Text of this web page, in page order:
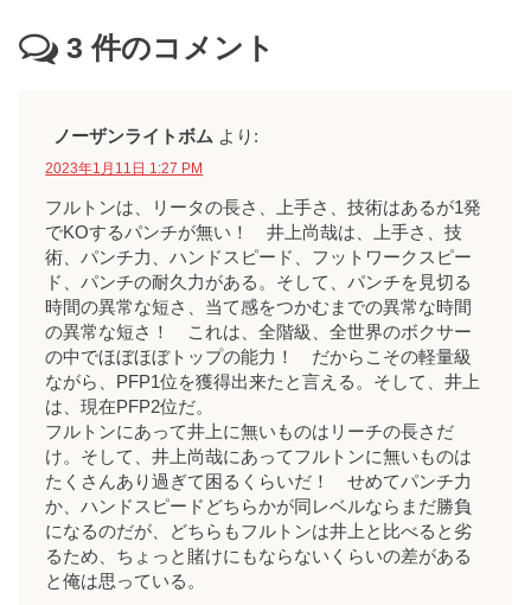
3 件のコメント
ノーザンライトボム より:
2023年1月11日 1:27 PM
フルトンは、リータの長さ、上手さ、技術はあるが1発
でKOするパンチが無い！ 井上尚哉は、上手さ、技
術、パンチ力、ハンドスピード、フットワークスピー
ド、パンチの耐久力がある。そして、パンチを見切る
時間の異常な短さ、当て感をつかむまでの異常な時間
の異常な短さ！ これは、全階級、全世界のボクサー
の中でほぼほぼトップの能力！ だからこその軽量級
ながら、PFP1位を獲得出来たと言える。そして、井上
は、現在PFP2位だ。
フルトンにあって井上に無いものはリーチの長さだ
け。そして、井上尚哉にあってフルトンに無いものは
たくさんあり過ぎて困るくらいだ！ せめてパンチ力
か、ハンドスピードどちらかが同レベルならまだ勝負
になるのだが、どちらもフルトンは井上と比べると劣
るため、ちょっと賭けにもならないくらいの差がある
と俺は思っている。